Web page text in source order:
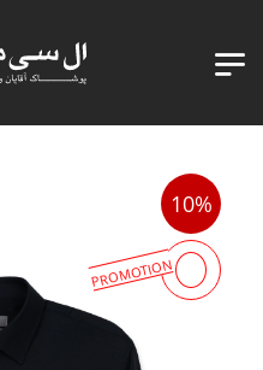
10%
PROMOTION